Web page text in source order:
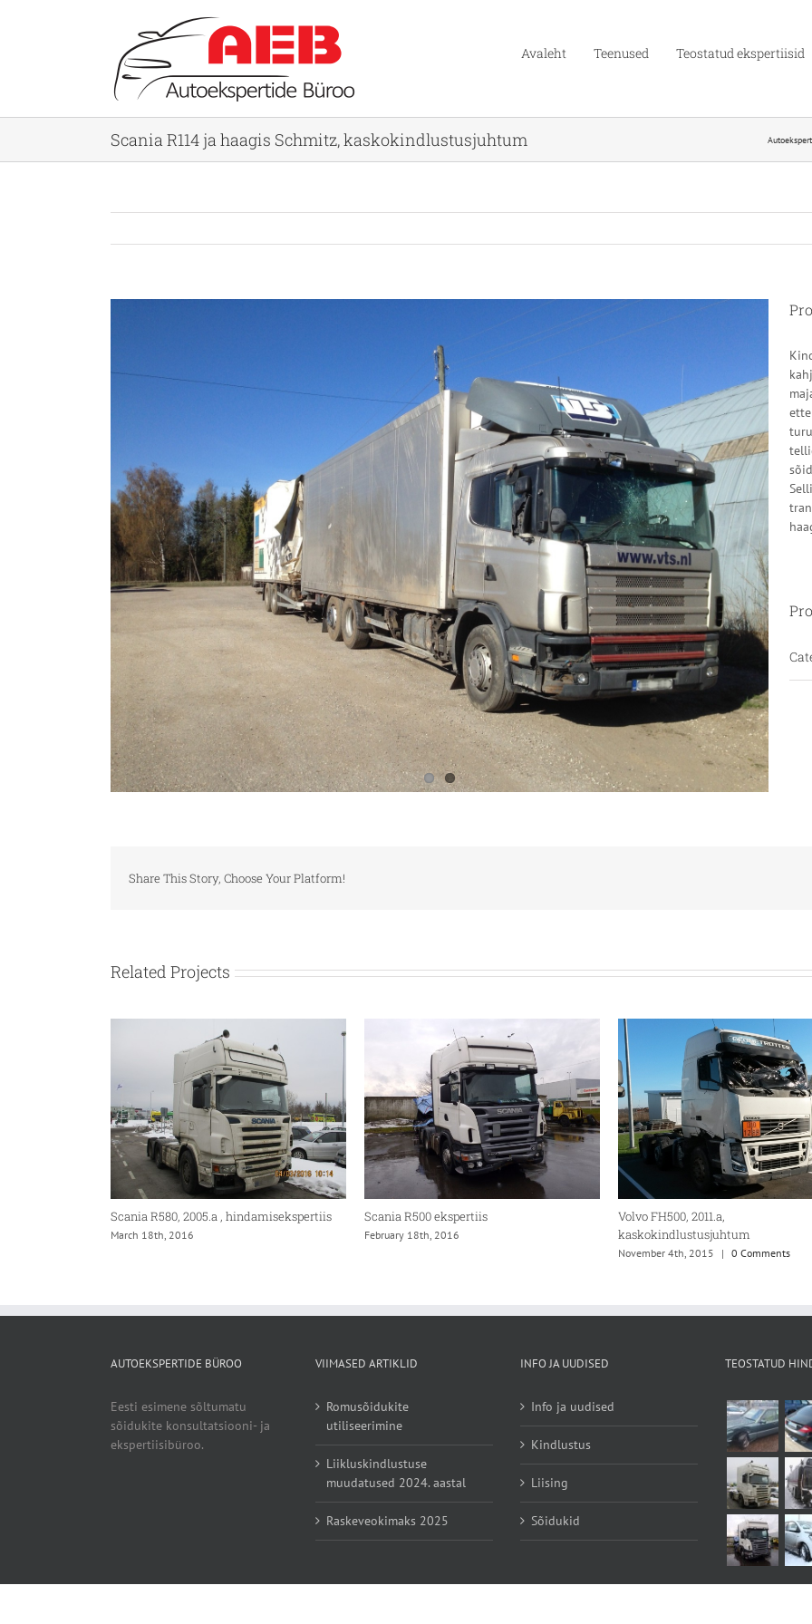
Avaleht Teenused Teostatud ekspertiisid
Scania R114 ja haagis Schmitz, kaskokindlustusjuhtum
Share This Story, Choose Your Platform!
Related Projects
Scania R580, 2005.a , hindamisekspertiis
March 18th, 2016
Scania R500 ekspertiis
February 18th, 2016
Volvo FH500, 2011.a,
kaskokindlustusjuhtum
November 4th, 2015 | 0 Comments
AUTOEKSPERTIDE BÜROO
Eesti esimene sõltumatu
sõidukite konsultatsiooni- ja
ekspertiisibüroo.
VIIMASED ARTIKLID
Romusõidukite
utiliseerimine
Liikluskindlustuse
muudatused 2024. aastal
Raskeveokimaks 2025
INFO JA UUDISED
Info ja uudised
Kindlustus
Liising
Sõidukid
TEOSTATUD